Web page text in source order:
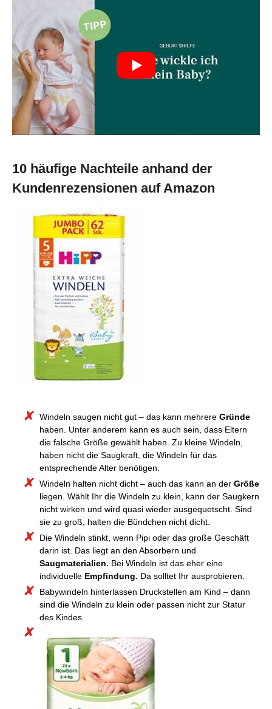
10 häufige Nachteile anhand der
Kundenrezensionen auf Amazon
Windeln saugen nicht gut – das kann mehrere Gründe
haben. Unter anderem kann es auch sein, dass Eltern
die falsche Größe gewählt haben. Zu kleine Windeln,
haben nicht die Saugkraft, die Windeln für das
entsprechende Alter benötigen.
Windeln halten nicht dicht – auch das kann an der Größe
liegen. Wählt Ihr die Windeln zu klein, kann der Saugkern
nicht wirken und wird quasi wieder ausgequetscht. Sind
sie zu groß, halten die Bündchen nicht dicht.
Die Windeln stinkt, wenn Pipi oder das große Geschäft
darin ist. Das liegt an den Absorbern und
Saugmaterialien. Bei Windeln ist das eher eine
individuelle Empfindung. Da solltet Ihr ausprobieren.
Babywindeln hinterlassen Druckstellen am Kind – dann
sind die Windeln zu klein oder passen nicht zur Statur
des Kindes.